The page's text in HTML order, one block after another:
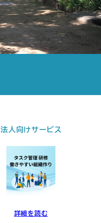
法人向けサービス
詳細を読む